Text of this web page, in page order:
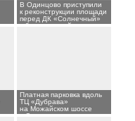
В Одинцово приступили
к реконструкции площади
перед ДК «Солнечный»
в 8-м микрорайоне
Платная парковка вдоль
ТЦ «Дубрава»
на Можайском шоссе
в Одинцово